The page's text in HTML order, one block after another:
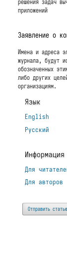
решения задач
приложений
Заявление о
Имена и адреса
журнала, будут
обозначенных
либо других
организациям.
Язык
English
Русский
Информация
Для
Для авторов
Отправить статью